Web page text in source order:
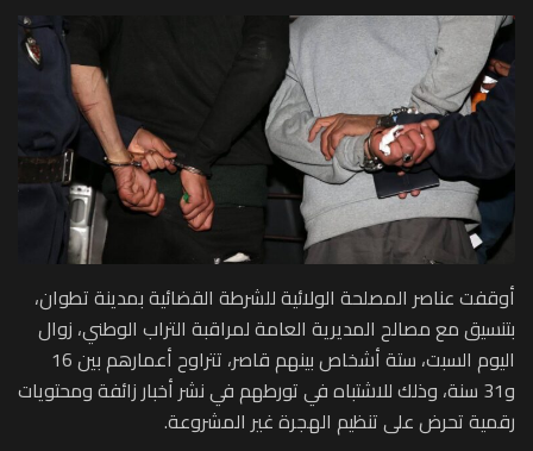
أوقفت عناصر المصلحة الولائية للشرطة القضائية بمدينة تطوان،
بتنسيق مع مصالح المديرية العامة لمراقبة التراب الوطني، زوال
اليوم السبت، ستة أشخاص بينهم قاصر، تتراوح أعمارهم بين 16
و31 سنة، وذلك للاشتباه في تورطهم في نشر أخبار زائفة ومحتويات
رقمية تحرض على تنظيم الهجرة غير المشروعة.